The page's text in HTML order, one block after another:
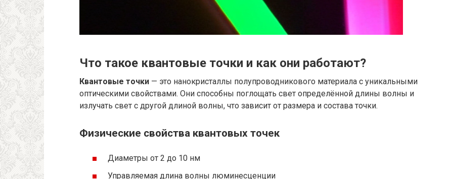
Что такое квантовые точки и как они работают?
Квантовые точки — это нанокристаллы полупроводникового материала с уникальными
оптическими свойствами. Они способны поглощать свет определённой длины волны и
излучать свет с другой длиной волны, что зависит от размера и состава точки.
Физические свойства квантовых точек
Диаметры от 2 до 10 нм
Управляемая длина волны люминесценции